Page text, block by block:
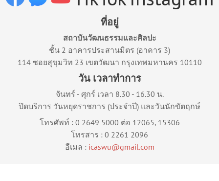
ที่อยู่
สถาบันวัฒนธรรมและศิลปะ
ชั้น 2 อาคารประสานมิตร (อาคาร 3)
114 ซอยสุขุมวิท 23 เขตวัฒนา กรุงเทพมหานคร 10110
วัน เวลาทำการ
จันทร์ - ศุกร์ เวลา 8.30 - 16.30 น.
ปิดบริการ วันหยุดราชการ (ประจำปี) และวันนักขัตฤกษ์
โทรศัพท์ : 0 2649 5000 ต่อ 12065, 15306
โทรสาร : 0 2261 2096
อีเมล : icaswu@gmail.com